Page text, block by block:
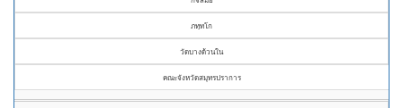
ภทฺทโก
วัดบางด้วนใน
คณะจังหวัดสมุทรปราการ